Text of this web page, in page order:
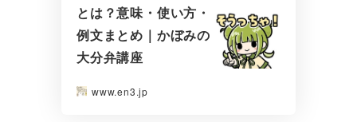
とは？意味・使い方・
例文まとめ｜かぼみの
大分弁講座
www.en3.jp